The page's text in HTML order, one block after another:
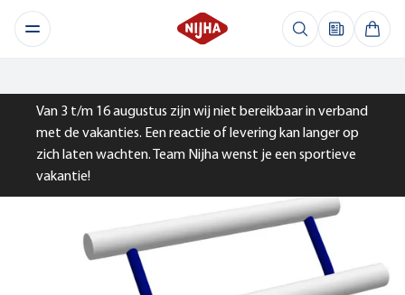
Van 3 t/m 16 augustus zijn wij niet bereikbaar in verband
met de vakanties. Een reactie of levering kan langer op
zich laten wachten. Team Nijha wenst je een sportieve
vakantie!